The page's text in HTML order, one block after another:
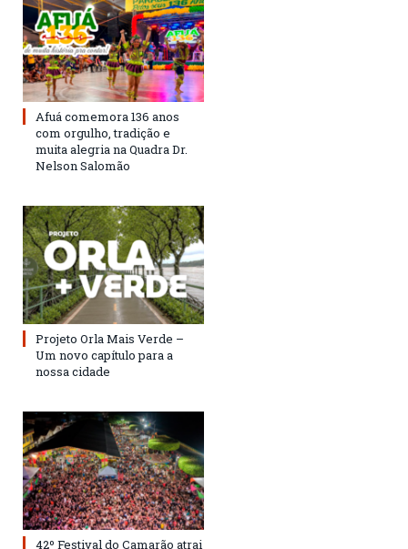
Afuá comemora 136 anos
com orgulho, tradição e
muita alegria na Quadra Dr.
Nelson Salomão
Projeto Orla Mais Verde –
Um novo capítulo para a
nossa cidade
42º Festival do Camarão atrai